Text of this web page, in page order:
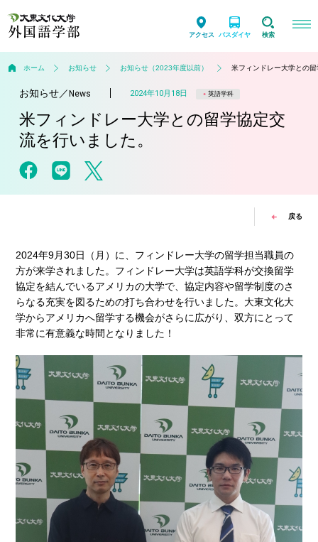
アクセス バスダイヤ 検索
ホーム お知らせ お知らせ（2023年度以前） 米フィンドレー大学との
お知らせ／ News 2024年10月18日 英語学科
米フィンドレー大学との留学協定交
流を行いました。
戻る
2024年9月30日（月）に、フィンドレー大学の留学担当職員の
方が来学されました。フィンドレー大学は英語学科が交換留学
協定を結んでいるアメリカの大学で、協定内容や留学制度のさ
らなる充実を図るための打ち合わせを行いました。大東文化大
学からアメリカへ留学する機会がさらに広がり、双方にとって
非常に有意義な時間となりました！